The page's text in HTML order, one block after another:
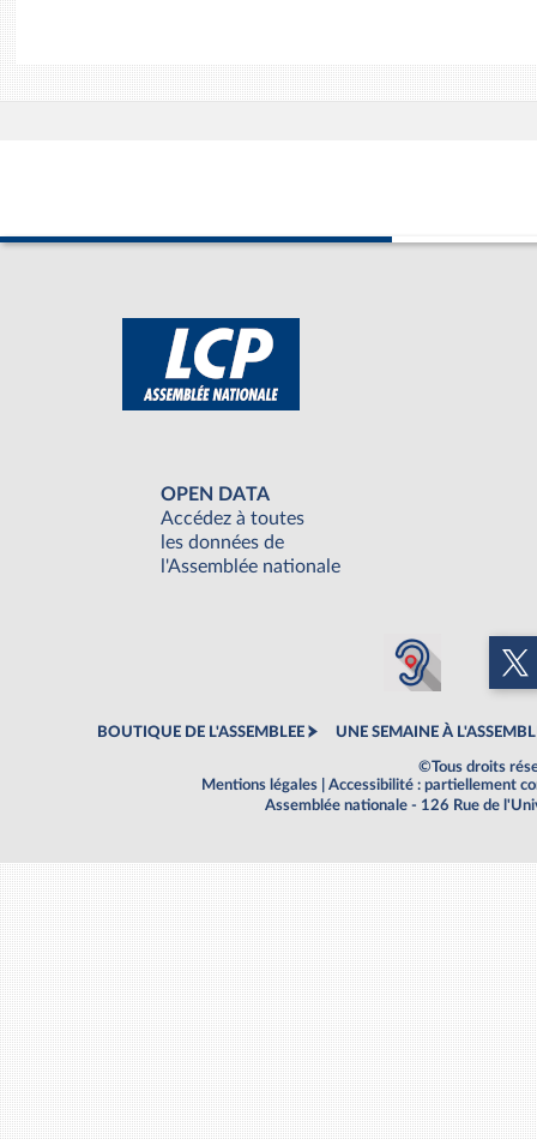
OPEN DATA
Accédez à toutes
les données de
l'Assemblée nationale
BOUTIQUE DE L'ASSEMBLEE UNE SEMAINE À
©Tous droits
Mentions légales
Accessibilité : partiellement
Assemblée nationale - 126 Rue de